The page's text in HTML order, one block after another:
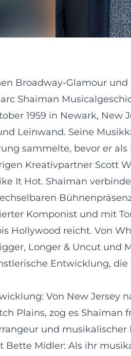
Broadway-Glamour
Shaiman
1959 in Newark,
Leinwand. Seine
sammelte, bevor er
Kreativpartner Scott
It Hot. Shaiman
Komponist und mit
Hollywood reicht. Von
Longer & Uncut und
Entwicklung,
Von New Jersey
Plains, zog es
und
Midler: Als ihr